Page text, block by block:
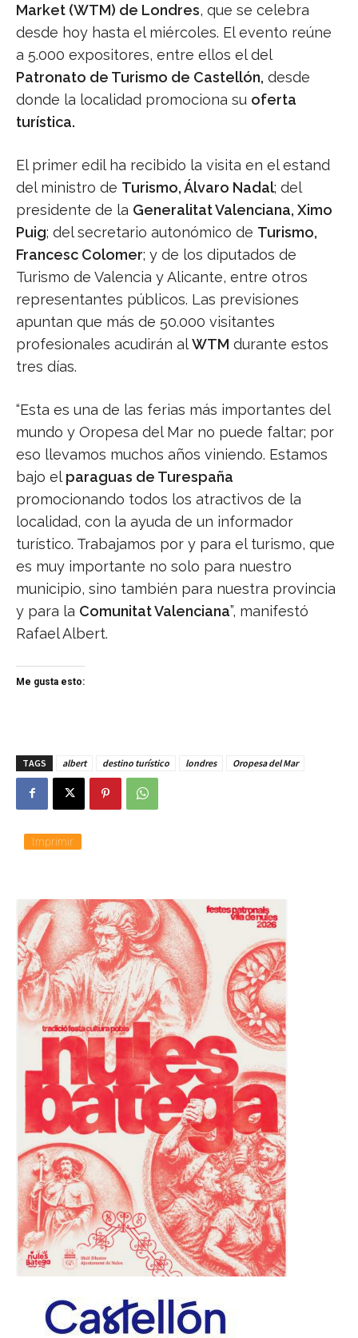
Market (WTM) de Londres, que se celebra
desde hoy hasta el miércoles. El evento reúne
a 5.000 expositores, entre ellos el del
Patronato de Turismo de Castellón, desde
donde la localidad promociona su oferta
turística.
El primer edil ha recibido la visita en el estand
del ministro de Turismo, Álvaro Nadal; del
presidente de la Generalitat Valenciana, Ximo
Puig; del secretario autonómico de Turismo,
Francesc Colomer; y de los diputados de
Turismo de Valencia y Alicante, entre otros
representantes públicos. Las previsiones
apuntan que más de 50.000 visitantes
profesionales acudirán alWTM durante estos
tres días.
“Esta es una de las ferias más importantes del
mundo y Oropesa del Mar no puede faltar; por
eso llevamos muchos años viniendo. Estamos
bajo el paraguas de Turespaña
promocionando todos los atractivos de la
localidad, con la ayuda de un informador
turístico. Trabajamos por y para el turismo, que
es muy importante no solo para nuestro
municipio, sino también para nuestra provincia
y para la Comunitat Valenciana”, manifestó
Rafael Albert.
Me gusta esto:
TAGS albert destino turístico londres Oropesa del Mar
Imprimir